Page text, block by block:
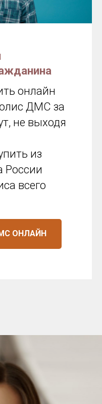
онлайн
ДМС за
не выходя
из
России
всего
ОНЛАЙН